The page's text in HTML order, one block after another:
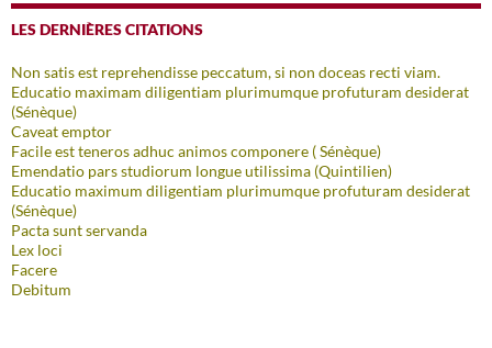
LES DERNIÈRES CITATIONS
Non satis est reprehendisse peccatum, si non doceas recti viam.
Educatio maximam diligentiam plurimumque profuturam desiderat
(Sénèque)
Caveat emptor
Facile est teneros adhuc animos componere ( Sénèque)
Emendatio pars studiorum longue utilissima (Quintilien)
Educatio maximum diligentiam plurimumque profuturam desiderat
(Sénèque)
Pacta sunt servanda
Lex loci
Facere
Debitum